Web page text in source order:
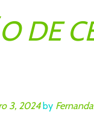
DE
3, 2024by